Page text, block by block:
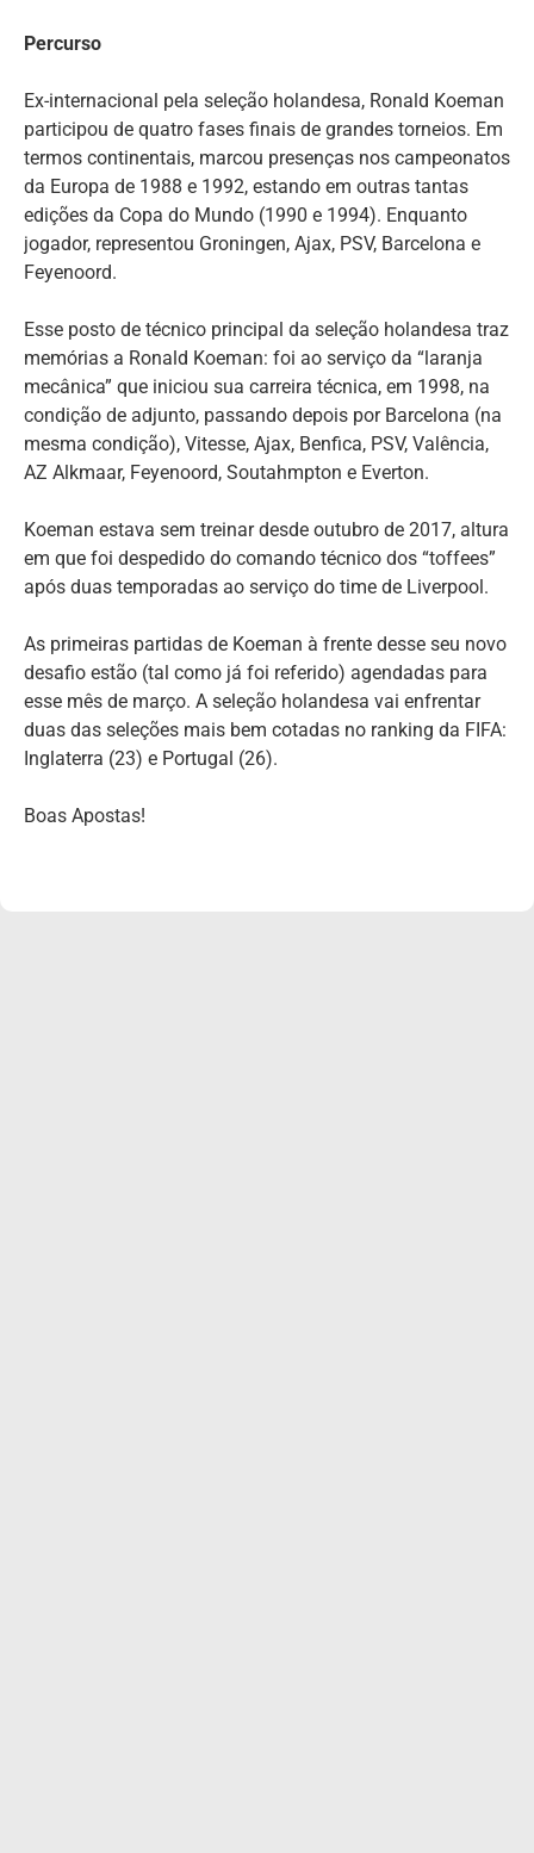
Percurso
Ex-internacional pela seleção holandesa, Ronald Koeman
participou de quatro fases finais de grandes torneios. Em
termos continentais, marcou presenças nos campeonatos
da Europa de 1988 e 1992, estando em outras tantas
edições da Copa do Mundo (1990 e 1994). Enquanto
jogador, representou Groningen, Ajax, PSV, Barcelona e
Feyenoord.
Esse posto de técnico principal da seleção holandesa traz
memórias a Ronald Koeman: foi ao serviço da “laranja
mecânica” que iniciou sua carreira técnica, em 1998, na
condição de adjunto, passando depois por Barcelona (na
mesma condição), Vitesse, Ajax, Benfica, PSV, Valência,
AZ Alkmaar, Feyenoord, Soutahmpton e Everton.
Koeman estava sem treinar desde outubro de 2017, altura
em que foi despedido do comando técnico dos “toffees”
após duas temporadas ao serviço do time de Liverpool.
As primeiras partidas de Koeman à frente desse seu novo
desafio estão (tal como já foi referido) agendadas para
esse mês de março. A seleção holandesa vai enfrentar
duas das seleções mais bem cotadas no ranking da FIFA:
Inglaterra (23) e Portugal (26).
Boas Apostas!